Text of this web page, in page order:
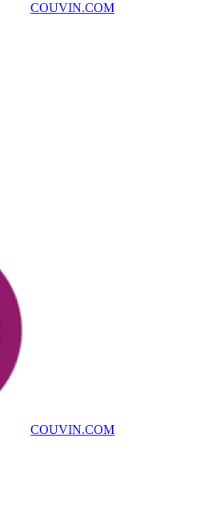
COUVIN.COM
COUVIN.COM